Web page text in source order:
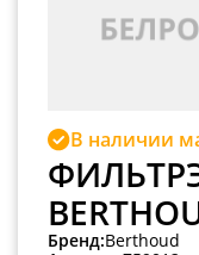
В наличии
Бренд:Berthoud